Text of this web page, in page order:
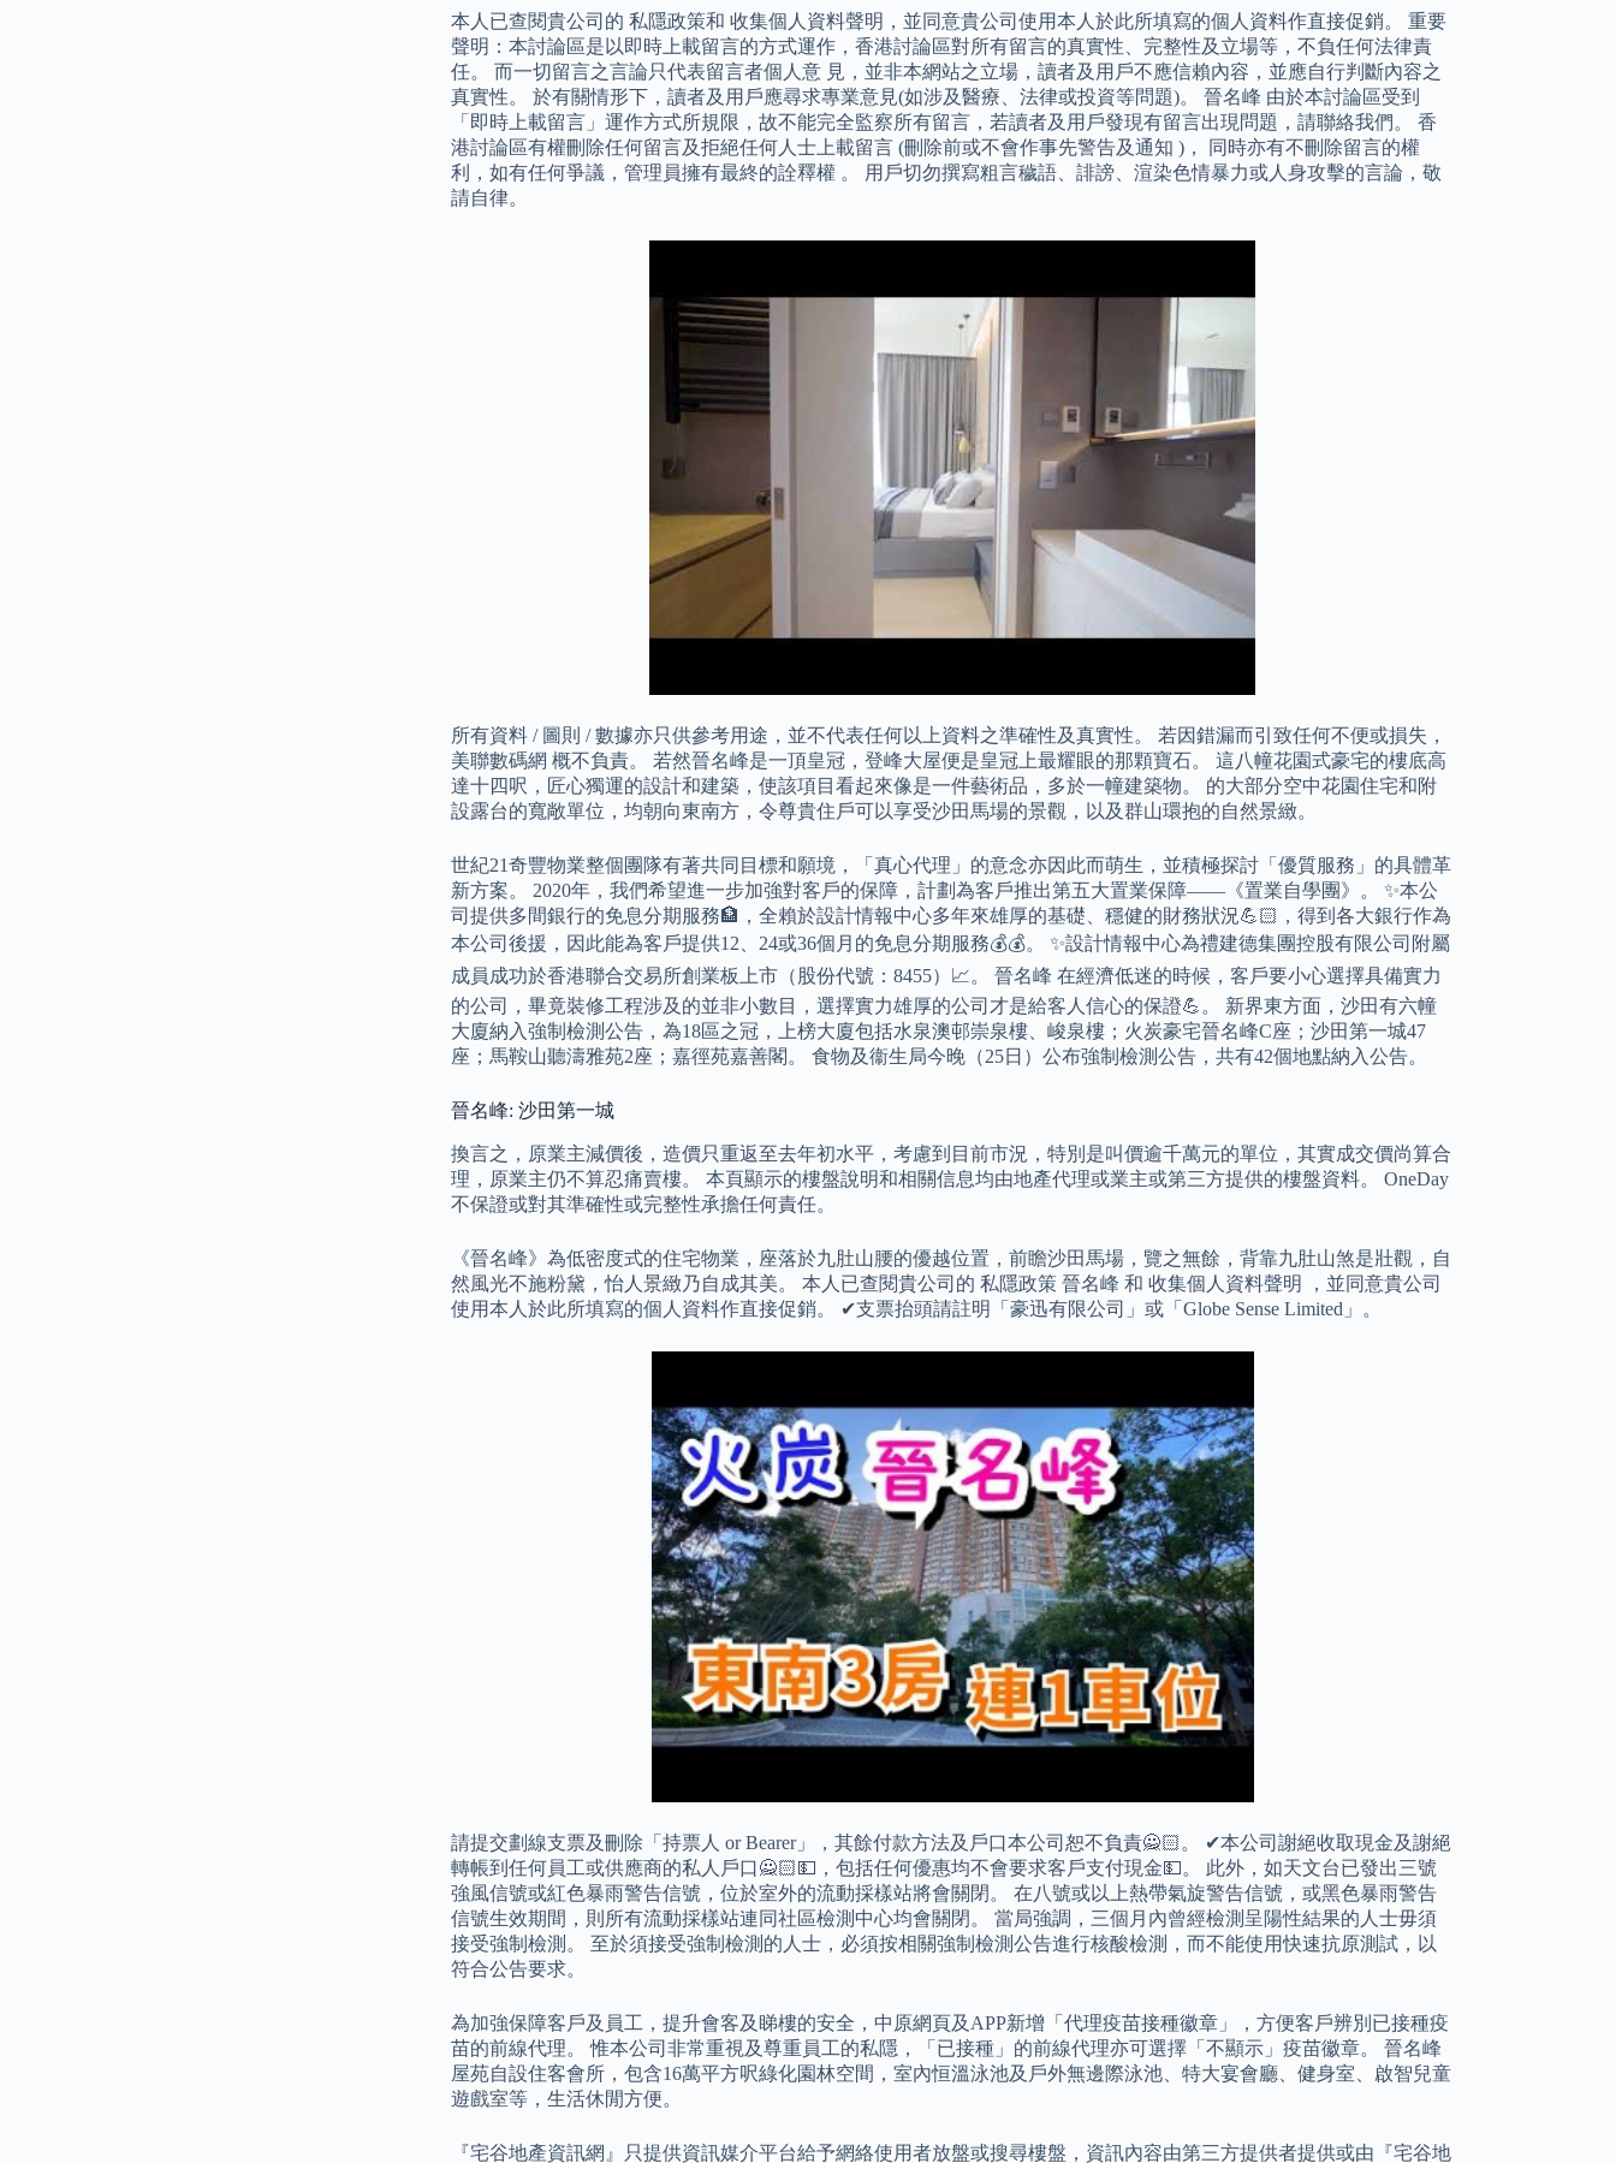
本人已查閱貴公司的 私隱政策和 收集個人資料聲明，並同意貴公司使用本人於此所填寫的個人資料作直接促銷。 重要
聲明：本討論區是以即時上載留言的方式運作，香港討論區對所有留言的真實性、完整性及立場等，不負任何法律責
任。 而一切留言之言論只代表留言者個人意 見，並非本網站之立場，讀者及用戶不應信賴內容，並應自行判斷內容之
真實性。 於有關情形下，讀者及用戶應尋求專業意見(如涉及醫療、法律或投資等問題)。 晉名峰 由於本討論區受到
「即時上載留言」運作方式所規限，故不能完全監察所有留言，若讀者及用戶發現有留言出現問題，請聯絡我們。 香
港討論區有權刪除任何留言及拒絕任何人士上載留言 (刪除前或不會作事先警告及通知 )， 同時亦有不刪除留言的權
利，如有任何爭議，管理員擁有最終的詮釋權 。 用戶切勿撰寫粗言穢語、誹謗、渲染色情暴力或人身攻擊的言論，敬
請自律。
所有資料 / 圖則 / 數據亦只供參考用途，並不代表任何以上資料之準確性及真實性。 若因錯漏而引致任何不便或損失，
美聯數碼網 概不負責。 若然晉名峰是一頂皇冠，登峰大屋便是皇冠上最耀眼的那顆寶石。 這八幢花園式豪宅的樓底高
達十四呎，匠心獨運的設計和建築，使該項目看起來像是一件藝術品，多於一幢建築物。 的大部分空中花園住宅和附
設露台的寬敞單位，均朝向東南方，令尊貴住戶可以享受沙田馬場的景觀，以及群山環抱的自然景緻。
世紀21奇豐物業整個團隊有著共同目標和願境，「真心代理」的意念亦因此而萌生，並積極探討「優質服務」的具體革
新方案。 2020年，我們希望進一步加強對客戶的保障，計劃為客戶推出第五大置業保障——《置業自學團》。 ✨本公
司提供多間銀行的免息分期服務🏦，全賴於設計情報中心多年來雄厚的基礎、穩健的財務狀況💪🏻，得到各大銀行作為
本公司後援，因此能為客戶提供12、24或36個月的免息分期服務💰💰。 ✨設計情報中心為禮建德集團控股有限公司附屬
成員成功於香港聯合交易所創業板上市（股份代號：8455）📈。 晉名峰 在經濟低迷的時候，客戶要小心選擇具備實力
的公司，畢竟裝修工程涉及的並非小數目，選擇實力雄厚的公司才是給客人信心的保證💪。 新界東方面，沙田有六幢
大廈納入強制檢測公告，為18區之冠，上榜大廈包括水泉澳邨崇泉樓、峻泉樓；火炭豪宅晉名峰C座；沙田第一城47
座；馬鞍山聽濤雅苑2座；嘉徑苑嘉善閣。 食物及衞生局今晚（25日）公布強制檢測公告，共有42個地點納入公告。
晉名峰: 沙田第一城
換言之，原業主減價後，造價只重返至去年初水平，考慮到目前市況，特別是叫價逾千萬元的單位，其實成交價尚算合
理，原業主仍不算忍痛賣樓。 本頁顯示的樓盤說明和相關信息均由地產代理或業主或第三方提供的樓盤資料。 OneDay
不保證或對其準確性或完整性承擔任何責任。
《晉名峰》為低密度式的住宅物業，座落於九肚山腰的優越位置，前瞻沙田馬場，覽之無餘，背靠九肚山煞是壯觀，自
然風光不施粉黛，怡人景緻乃自成其美。 本人已查閱貴公司的 私隱政策 晉名峰 和 收集個人資料聲明 ，並同意貴公司
使用本人於此所填寫的個人資料作直接促銷。 ✔支票抬頭請註明「豪迅有限公司」或「Globe Sense Limited」。
請提交劃線支票及刪除「持票人 or Bearer」，其餘付款方法及戶口本公司恕不負責🙅🏻。 ✔本公司謝絕收取現金及謝絕
轉帳到任何員工或供應商的私人戶口🙅🏻💵，包括任何優惠均不會要求客戶支付現金💵。 此外，如天文台已發出三號
強風信號或紅色暴雨警告信號，位於室外的流動採樣站將會關閉。 在八號或以上熱帶氣旋警告信號，或黑色暴雨警告
信號生效期間，則所有流動採樣站連同社區檢測中心均會關閉。 當局強調，三個月內曾經檢測呈陽性結果的人士毋須
接受強制檢測。 至於須接受強制檢測的人士，必須按相關強制檢測公告進行核酸檢測，而不能使用快速抗原測試，以
符合公告要求。
為加強保障客戶及員工，提升會客及睇樓的安全，中原網頁及APP新增「代理疫苗接種徽章」，方便客戶辨別已接種疫
苗的前線代理。 惟本公司非常重視及尊重員工的私隱，「已接種」的前線代理亦可選擇「不顯示」疫苗徽章。 晉名峰
屋苑自設住客會所，包含16萬平方呎綠化園林空間，室內恒溫泳池及戶外無邊際泳池、特大宴會廳、健身室、啟智兒童
遊戲室等，生活休閒方便。
『宅谷地產資訊網』只提供資訊媒介平台給予網絡使用者放盤或搜尋樓盤，資訊內容由第三方提供者提供或由『宅谷地